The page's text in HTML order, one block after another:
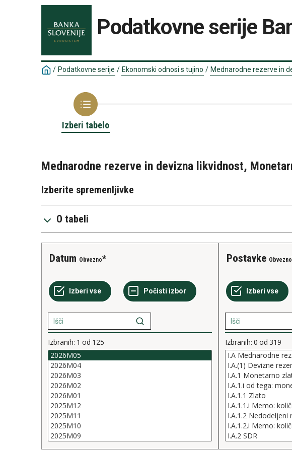
Podatkovne serije
/ Podatkovne serije / Ekonomski odnosi s tujino / Mednarodne rezerve in
Izberi tabelo
Mednarodne rezerve in devizna likvidnost,
Izberite spremenljivke
O tabeli
Datum Obvezno
Izbranih: 1 od 125
Postavke Obvezno
Izbranih: 0 od 319